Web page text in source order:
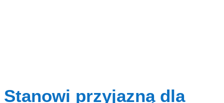
Stanowi przyjazną dla